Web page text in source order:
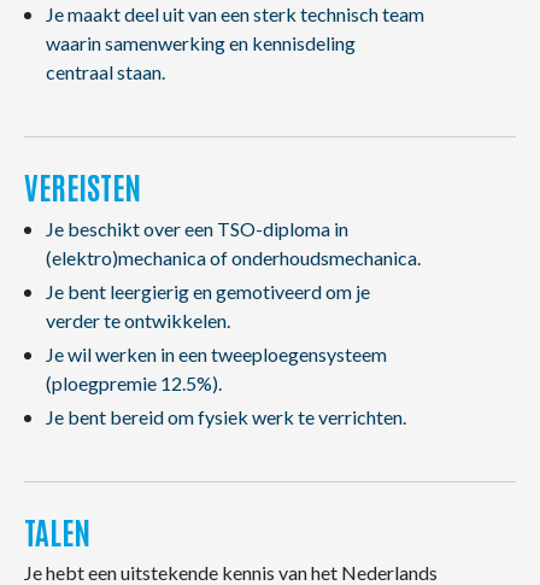
Je maakt deel uit van een sterk technisch team
waarin samenwerking en kennisdeling
centraal staan.
VEREISTEN
Je beschikt over een TSO-diploma in
(elektro)mechanica of onderhoudsmechanica.
Je bent leergierig en gemotiveerd om je
verder te ontwikkelen.
Je wil werken in een tweeploegensysteem
(ploegpremie 12.5%).
Je bent bereid om fysiek werk te verrichten.
TALEN
Je hebt een uitstekende kennis van het Nederlands